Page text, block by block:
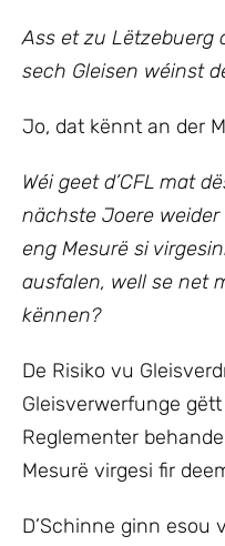
Ass et zu Lëtzebuerg
sech Gleisen wéinst
Jo, dat kënnt an der
Wéi geet d’CFL mat
nächste Joere weider
eng Mesurë si
ausfalen, well se net
kënnen?
De Risiko vu
Gleisverwerfunge
Reglementer
Mesurë virgesi fir
D’Schinne ginn esou